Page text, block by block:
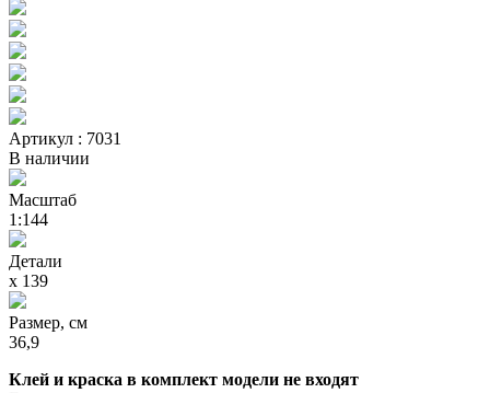
Артикул : 7031
В наличии
Масштаб
1:144
Детали
х 139
Размер, см
36,9
Клей и краска в комплект модели не входят